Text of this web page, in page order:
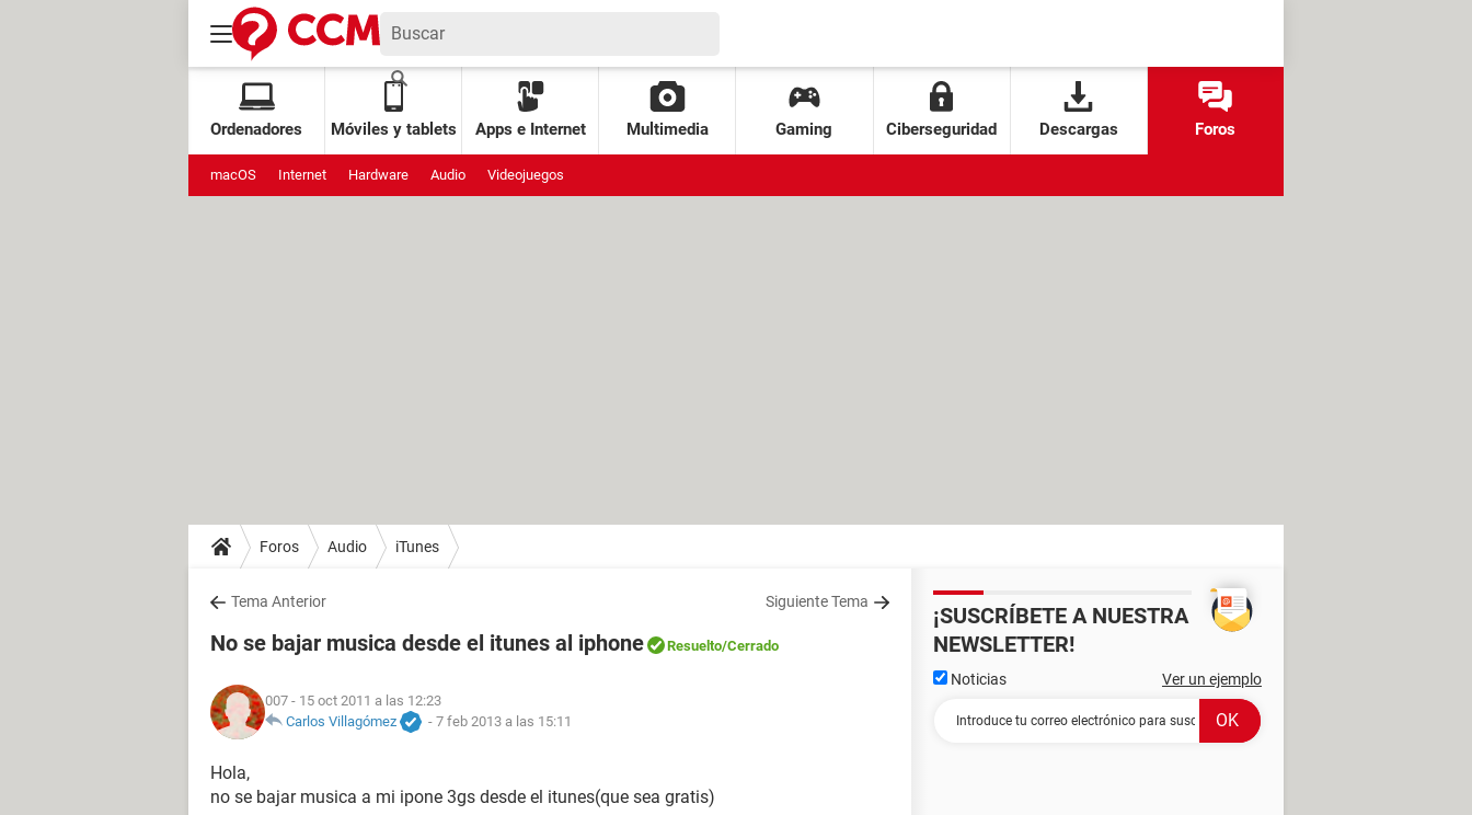
Ordenadores Móviles y tablets Apps e Internet Multimedia Gaming Ciberseguridad Descargas Foros
macOS Internet Hardware Audio Videojuegos
Foros Audio iTunes
Tema Anterior Siguiente Tema
No se bajar musica desde el itunes al iphone Resuelto/Cerrado
007 - 15 oct 2011 a las 12:23
Carlos Villagómez
- 7 feb 2013 a las 15:11
Hola,
no se bajar musica a mi ipone 3gs desde el itunes(que sea gratis)
¡SUSCRÍBETE A NUESTRA
NEWSLETTER!
Noticias Ver un ejemplo